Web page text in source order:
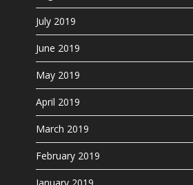
July 2019
June 2019
May 2019
April 2019
March 2019
February 2019